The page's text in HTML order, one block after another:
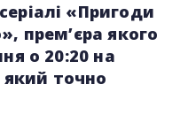
«Пригоди
прем’єра якого
о 20:20 на
який точно